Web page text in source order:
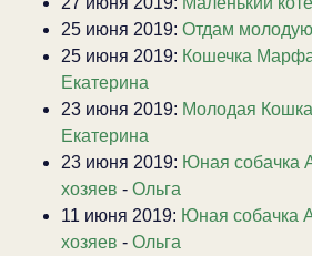
25 июня 2019: Отдам
25 июня 2019: Кошечка
Екатерина
23 июня 2019: Молодая
Екатерина
23 июня 2019: Юная собачка
хозяев - Ольга
11 июня 2019: Юная собачка
хозяев - Ольга